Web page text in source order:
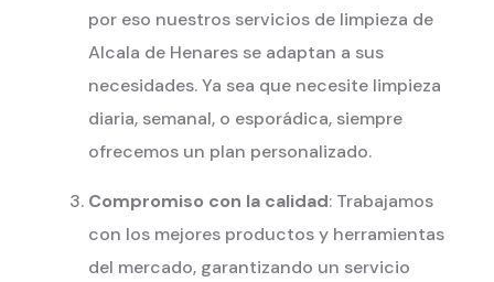
por eso nuestros servicios de limpieza de
Alcala de Henares se adaptan a sus
necesidades. Ya sea que necesite limpieza
diaria, semanal, o esporádica, siempre
ofrecemos un plan personalizado.
Compromiso con la calidad: Trabajamos
con los mejores productos y herramientas
del mercado, garantizando un servicio